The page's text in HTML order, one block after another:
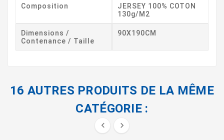
Composition
JERSEY 100% COTON
130g/m2
Dimensions /
Contenance / Taille
90X190CM
16 AUTRES PRODUITS DE LA MÊME
CATÉGORIE :
 